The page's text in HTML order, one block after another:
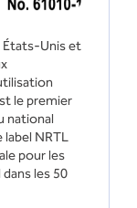
États-Unis et
le premier
national
NRTL
pour les
les 50